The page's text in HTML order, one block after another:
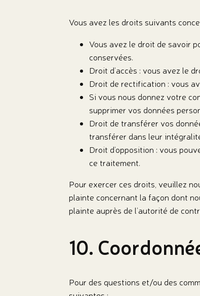
Vous avez les droits suivants
Vous avez le droit de savoir
conservées.
Droit d’accès : vous avez le
Droit de rectification : vous
Si vous nous donnez votre
supprimer vos données
Droit de transférer vos
transférer dans leur
Droit d’opposition : vous
ce traitement.
Pour exercer ces droits, veuillez
plainte concernant la façon dont
plainte auprès de l’autorité de
10.
Pour des questions et/ou des